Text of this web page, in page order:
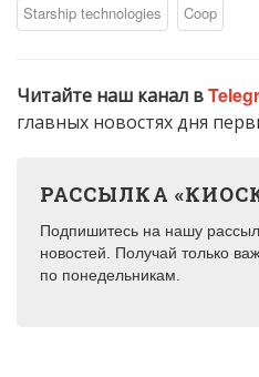
Starship technologies
Coop
Читайте наш канал в
главных новостях дня
РАССЫЛКА
Подпишитесь на нашу
новостей. Получай только
по понедельникам.